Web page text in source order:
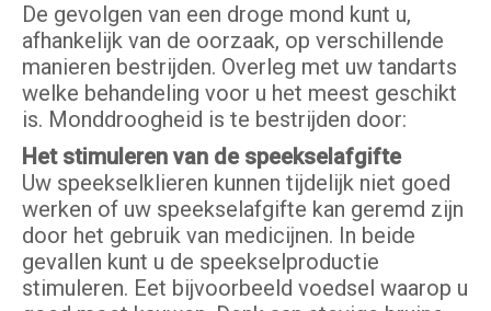
De gevolgen van een droge mond kunt u,
afhankelijk van de oorzaak, op verschillende
manieren bestrijden. Overleg met uw tandarts
welke behandeling voor u het meest geschikt
is. Monddroogheid is te bestrijden door:
Het stimuleren van de speekselafgifte
Uw speekselklieren kunnen tijdelijk niet goed
werken of uw speekselafgifte kan geremd zijn
door het gebruik van medicijnen. In beide
gevallen kunt u de speekselproductie
stimuleren. Eet bijvoorbeeld voedsel waarop u